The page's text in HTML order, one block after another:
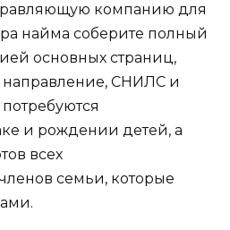
компанию для
найма соберите полный
основных страниц,
направление, СНИЛС и
и рождении детей, а
всех
семьи, которые